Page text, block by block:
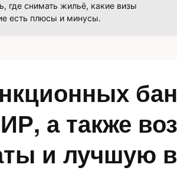
где снимать жильё, какие визы
есть плюсы и минусы.
а также
и лучшую